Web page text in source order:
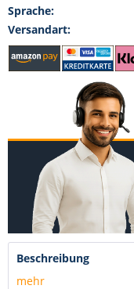
Sprache:
Versandart:
Beschreibung
mehr